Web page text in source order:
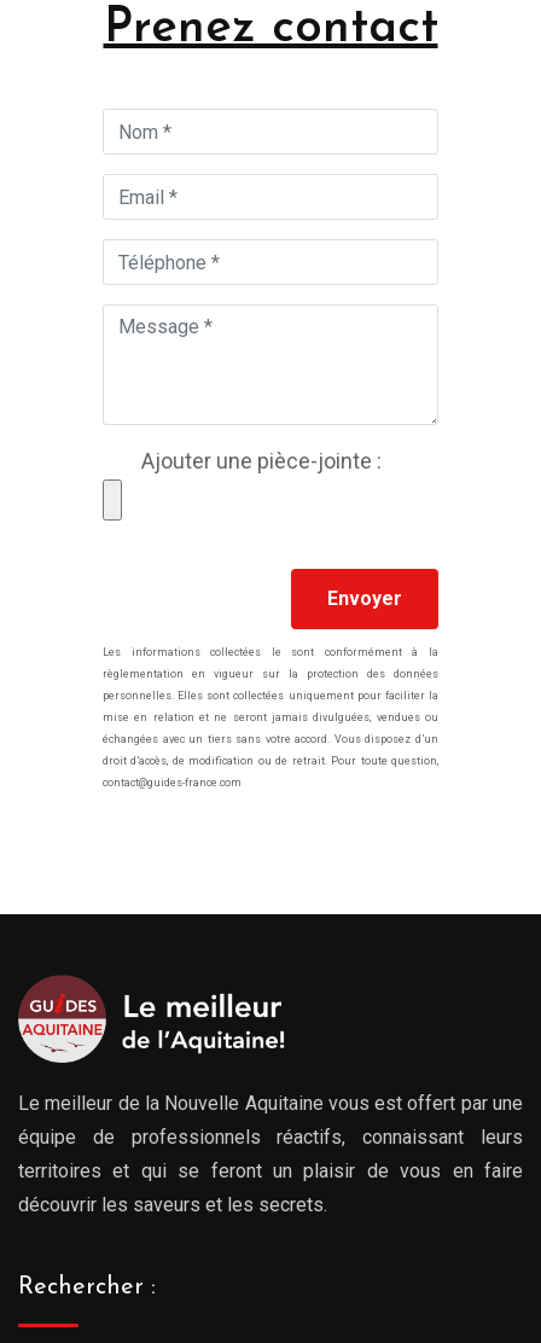
Prenez contact
Ajouter une pièce-jointe :
Les informations collectées le sont conformément à la
règlementation en vigueur sur la protection des données
personnelles. Elles sont collectées uniquement pour faciliter la
mise en relation et ne seront jamais divulguées, vendues ou
échangées avec un tiers sans votre accord. Vous disposez d’un
droit d’accès, de modification ou de retrait. Pour toute question,
contact@guides-france.com
Le meilleur de la Nouvelle Aquitaine vous est offert par une
équipe de professionnels réactifs, connaissant leurs
territoires et qui se feront un plaisir de vous en faire
découvrir les saveurs et les secrets.
Rechercher :